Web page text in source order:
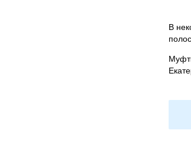
В